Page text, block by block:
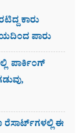
ಕಾರು
ಪಾರು
ಪಾರ್ಕಿಂಗ್​
ಈ